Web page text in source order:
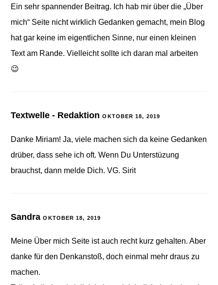
Ein sehr spannender Beitrag. Ich hab mir über die „Über
mich“ Seite nicht wirklich Gedanken gemacht, mein Blog
hat gar keine im eigentlichen Sinne, nur einen kleinen
Text am Rande. Vielleicht sollte ich daran mal arbeiten
😉
Textwelle - RedaktionOKTOBER 18, 2019
Danke Miriam! Ja, viele machen sich da keine Gedanken
drüber, dass sehe ich oft. Wenn Du Unterstüzung
brauchst, dann melde Dich. VG. Sirit
Sandra OKTOBER 18, 2019
Meine Über mich Seite ist auch recht kurz gehalten. Aber
danke für den Denkanstoß, doch einmal mehr draus zu
machen.